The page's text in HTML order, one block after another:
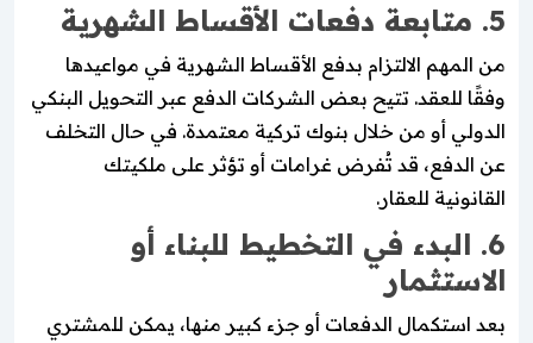
5. متابعة دفعات الأقساط الشهرية
من المهم الالتزام بدفع الأقساط الشهرية في مواعيدها
وفقًا للعقد. تتيح بعض الشركات الدفع عبر التحويل البنكي
الدولي أو من خلال بنوك تركية معتمدة. في حال التخلف
عن الدفع، قد تُفرض غرامات أو تؤثر على ملكيتك
القانونية للعقار.
6. البدء في التخطيط للبناء أو
الاستثمار
بعد استكمال الدفعات أو جزء كبير منها، يمكن للمشتري